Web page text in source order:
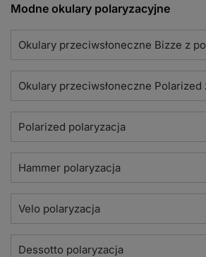
Modne okulary polaryzacyjne
Okulary przeciwsłoneczne Bizze z
Okulary przeciwsłoneczne Polarized
Polarized polaryzacja
Hammer polaryzacja
Velo polaryzacja
Dessotto polaryzacja